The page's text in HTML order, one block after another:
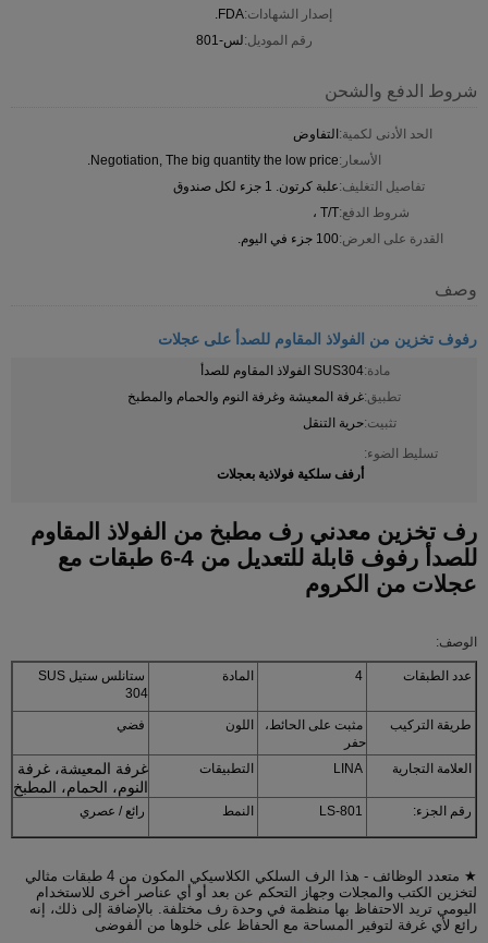
إصدار الشهادات:FDA.
رقم الموديل:لس-801
شروط الدفع والشحن
الحد الأدنى لكمية: التفاوض
الأسعار:Negotiation, The big quantity the low price.
تفاصيل التغليف:علبة كرتون. 1 جزء لكل صندوق
شروط الدفع:T/T ،
القدرة على العرض:100 جزء في اليوم.
وصف
رفوف تخزين من الفولاذ المقاوم للصدأ على عجلات
مادة:SUS304 الفولاذ المقاوم للصدأ
تطبيق:غرفة المعيشة وغرفة النوم والحمام والمطبخ
تثبيت:حرية التنقل
تسليط الضوء:
أرفف سلكية فولاذية بعجلات
رف تخزين معدني رف مطبخ من الفولاذ المقاوم
للصدأ رفوف قابلة للتعديل من 4-6 طبقات مع
عجلات من الكروم
الوصف:
عدد الطبقات المادة
ستانلس ستيل SUS
304
طريقة التركيب
مثبت على الحائط،
حفر
اللون فضي
العلامة التجارية التطبيقات
غرفة المعيشة، غرفة
النوم، الحمام، المطبخ
رقم الجزء: النمط رائع / عصري
★ متعدد الوظائف - هذا الرف السلكي الكلاسيكي المكون من 4 طبقات مثالي
لتخزين الكتب والمجلات وجهاز التحكم عن بعد أو أي عناصر أخرى للاستخدام
اليومي تريد الاحتفاظ بها منظمة في وحدة رف مختلفة. بالإضافة إلى ذلك، إنه
رائع لأي غرفة لتوفير المساحة مع الحفاظ على خلوها من الفوضى